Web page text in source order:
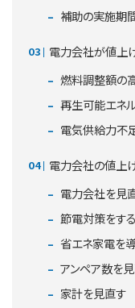
補助の実施期
電力会社が値上
燃料調整額の
再生可能エネ
電気供給力不
電力会社の値上
電力会社を見
節電対策をする
省エネ家電を
アンペア数を
家計を見直す